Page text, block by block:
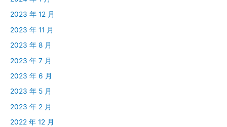
2023 年 12 月
2023 年 11 月
2023 年 8 月
2023 年 7 月
2023 年 6 月
2023 年 5 月
2023 年 2 月
2022 年 12 月